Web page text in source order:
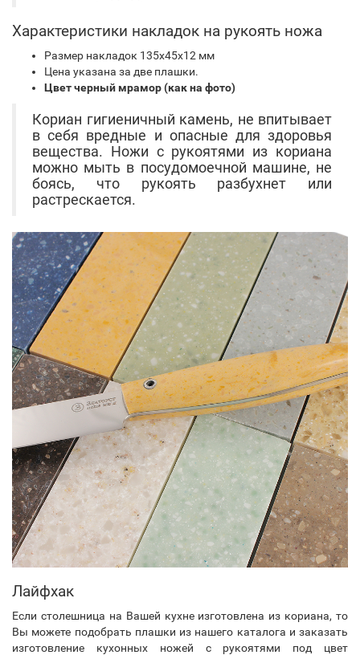
Характеристики накладок на рукоять ножа
Размер накладок 135х45х12 мм
Цена указана за две плашки.
Цвет черный мрамор (как на фото)
Кориан гигиеничный камень, не впитывает
в себя вредные и опасные для здоровья
вещества. Ножи с рукоятями из кориана
можно мыть в посудомоечной машине, не
боясь, что рукоять разбухнет или
растрескается.
Лайфхак
Если столешница на Вашей кухне изготовлена из кориана, то
Вы можете подобрать плашки из нашего каталога и заказать
изготовление кухонных ножей с рукоятями под цвет